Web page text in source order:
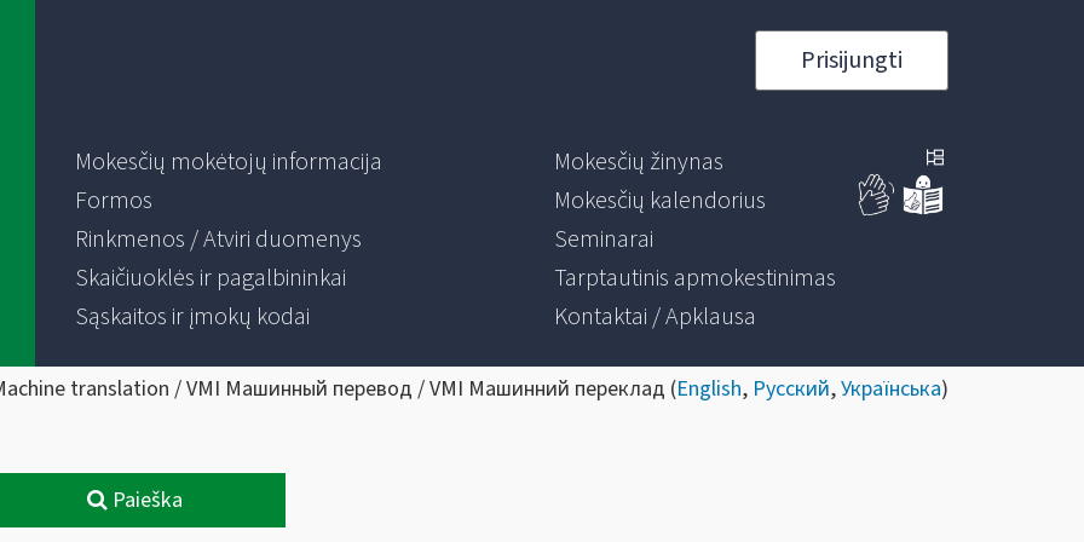
Prisijungti
Mokesčių mokėtojų informacija
Formos
Rinkmenos / Atviri duomenys
Skaičiuoklės ir pagalbininkai
Sąskaitos ir įmokų kodai
Mokesčių žinynas
Mokesčių kalendorius
Seminarai
Tarptautinis apmokestinimas
Kontaktai / Apklausa
translation / VMI Машинный перевод / VMI Машинний переклад (English, Русский,Українська)
Paieška